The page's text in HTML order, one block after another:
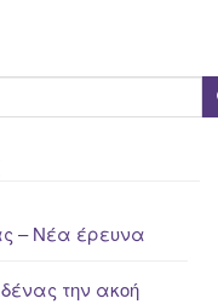
– Νέα έρευνα
την ακοή